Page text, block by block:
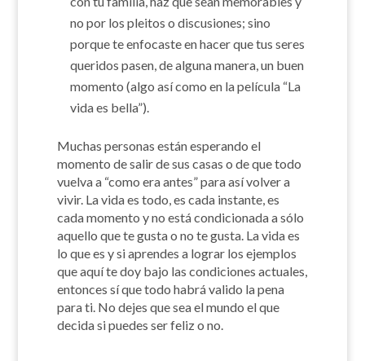
no por los pleitos o discusiones; sino
porque te enfocaste en hacer que tus seres
queridos pasen, de alguna manera, un buen
momento (algo así como en la película “La
vida es bella”).
Muchas personas están esperando el
momento de salir de sus casas o de que todo
vuelva a “como era antes” para así volver a
vivir. La vida es todo, es cada instante, es
cada momento y no está condicionada a sólo
aquello que te gusta o no te gusta. La vida es
lo que es y si aprendes a lograr los ejemplos
que aquí te doy bajo las condiciones actuales,
entonces sí que todo habrá valido la pena
para ti. No dejes que sea el mundo el que
decida si puedes ser feliz o no.